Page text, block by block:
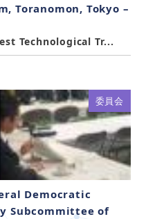
Toranomon, Tokyo –
Technological Tr...
委員会
Democratic
Subcommittee of